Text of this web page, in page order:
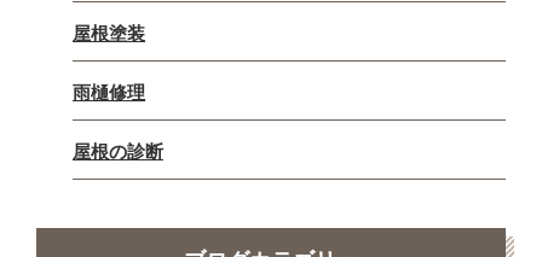
屋根塗装
雨樋修理
屋根の診断